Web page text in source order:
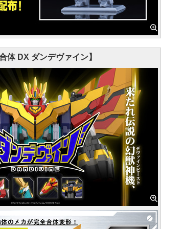
体 DX ダンデヴァイン】